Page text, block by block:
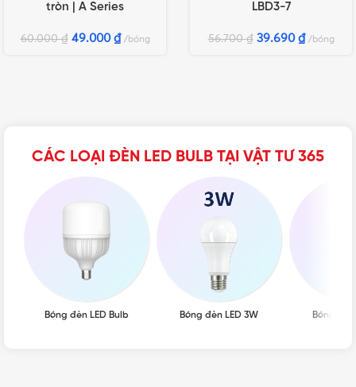
tròn | A Series
60.000₫ 49.000 ₫ bóng
LBD3-7
56.700₫ 39.690 ₫ bóng
CÁC LOẠI ĐÈN LED BULB TẠI VẬT TƯ 365
Bóng đèn LED Bulb Bóng đèn LED 3W Bóng